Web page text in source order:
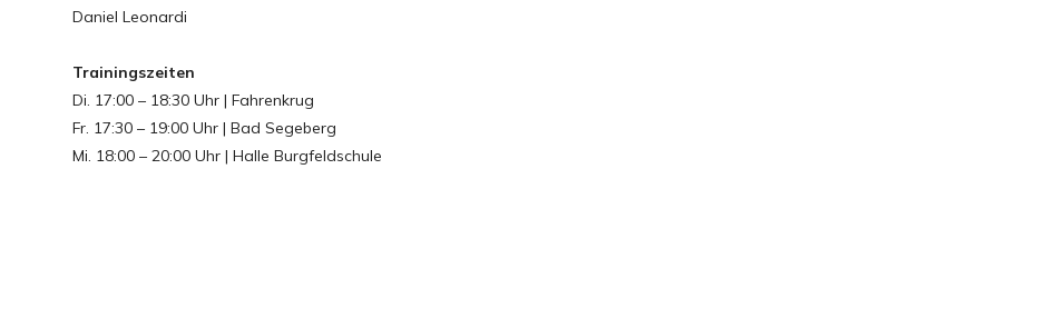
Daniel Leonardi
Trainingszeiten
Di. 17:00 – 18:30 Uhr | Fahrenkrug
Fr. 17:30 – 19:00 Uhr | Bad Segeberg
Mi. 18:00 – 20:00 Uhr | Halle Burgfeldschule